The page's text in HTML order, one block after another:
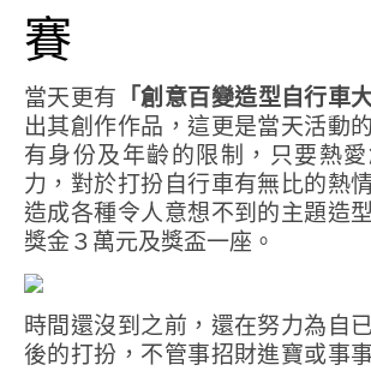
賽
當天更有 「創意百變造型自行車大
出其創作作品，這更是當天活動
有身份及年齡的限制，只要熱
力，對於打扮自行車有無比的熱
造成各種令人意想不到的主題造
獎金３萬元及獎盃一座。
時間還沒到之前，還在努力為自
後的打扮，不管事招財進寶或事